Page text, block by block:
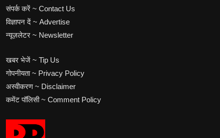
संपर्क करें ~ Contact Us
विज्ञापन दें ~ Advertise
न्यूज़लेटर ~ Newsletter
खबर भेजें ~ Tip Us
गोपनीयता ~ Privacy Policy
अस्वीकरण ~ Disclaimer
कमेंट पॉलिसी ~ Comment Policy